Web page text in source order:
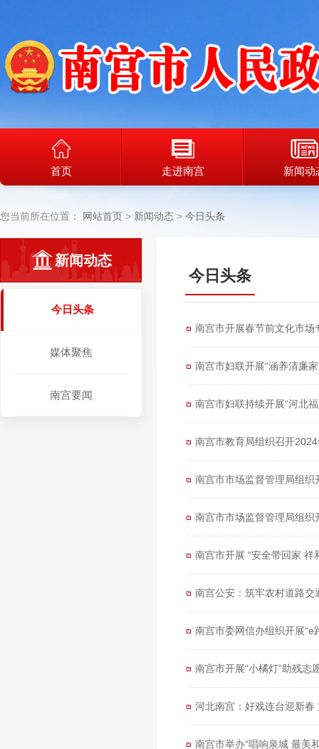
首页 走进南宫 新闻动
您当前所在位置： 网站首页 新闻动态 今日头条
新闻动态
今日头条
媒体聚焦
南宫要闻
今日头条
南宫市开展春节前文化市场
南宫市妇联开展“涵养清廉
南宫市妇联持续开展“河北
南宫市教育局组织召开
南宫市市场监督管理局组织
南宫市市场监督管理局组织
南宫市开展 “安全带回家 祥
南宫公安：筑牢农村道路交
南宫市委网信办组织开展“e
南宫市开展“小橘灯”助残志
河北南宫：好戏连台迎新春
南宫市举办“唱响泉城 最美